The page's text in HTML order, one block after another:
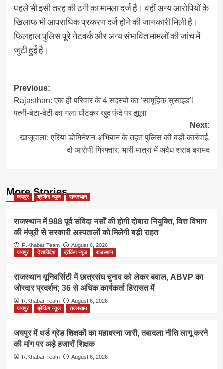
पहले भी इसी तरह की ठगी का मामला दर्ज है। वहीं अन्य आरोपियों के
खिलाफ भी आपराधिक प्रकरण दर्ज होने की जानकारी मिली है।
फिलहाल पुलिस पूरे नेटवर्क और अन्य संभावित मामलों की जांच में
जुटी हुई है।
Post
navigation
Previous:
Rajasthan: एक ही परिवार के 4 सदस्यों का ‘सामूहिक सुसाइड’!
पत्नी-बेटा-बेटी का गला घोंटकर खुद फंदे पर झूला
Next:
खाजूवाला: एरिया डोमिनेशन अभियान के तहत पुलिस की बड़ी कार्रवाई,
दो आरोपी गिरफ्तार; भारी मात्रा में अवैध शराब बरामद
More Stories
जयपुर ब्रेकिंग न्यूज राजस्थान
राजस्थान में 988 पूर्व संविदा नर्सों की होगी दोबारा नियुक्ति, वित्त विभाग
की मंजूरी से सरकारी अस्पतालों को मिलेगी बड़ी राहत
R.Khabar Team
August 6, 2026
जयपुर
देश/विदेश ब्रेकिंग न्यूज राजस्थान
राजस्थान यूनिवर्सिटी में छात्रसंघ चुनाव को लेकर बवाल, ABVP का
जोरदार प्रदर्शन; 36 से अधिक कार्यकर्ता हिरासत में
R.Khabar Team
August 6, 2026
जयपुर
ब्रेकिंग न्यूज राजस्थान
जयपुर में थर्ड ग्रेड शिक्षकों का महाधरना जारी, तबादला नीति लागू करने
की मांग पर अड़े हजारों शिक्षक
R.Khabar Team August 6, 2026